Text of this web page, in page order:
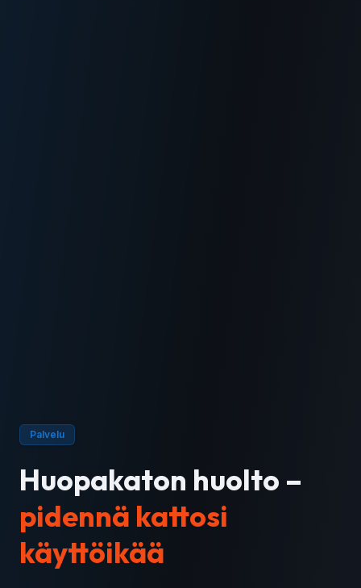
Palvelu
Huopakaton huolto –
pidennä kattosi
käyttöikää